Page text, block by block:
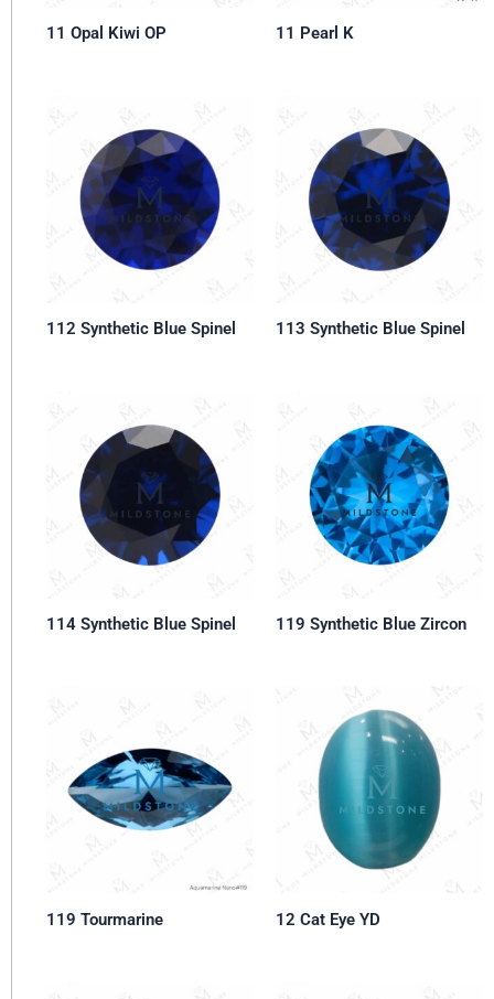
11 Opal Kiwi OP 11 Pearl K
112 Synthetic Blue Spinel 113 Synthetic Blue Spinel
114 Synthetic Blue Spinel 119 Synthetic Blue Zircon
119 Tourmarine 12 Cat Eye YD